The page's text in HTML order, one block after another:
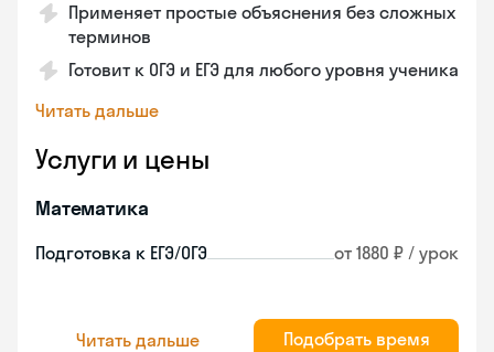
Применяет простые объяснения без сложных
терминов
Готовит к ОГЭ и ЕГЭ для любого уровня ученика
Читать дальше
Услуги и цены
Математика
Подготовка к ЕГЭ/ОГЭ от 1880 ₽ / урок
Читать дальше Подобрать время